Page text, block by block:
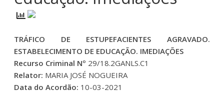
TRÁFICO DE ESTUPEFACIENTES AGRAVADO.
ESTABELECIMENTO DE EDUCAÇÃO. IMEDIAÇÕES
Recurso Criminal Nº 29/18.2GANLS.C1
Relator: MARIA JOSÉ NOGUEIRA
Data do Acordão: 10-03-2021